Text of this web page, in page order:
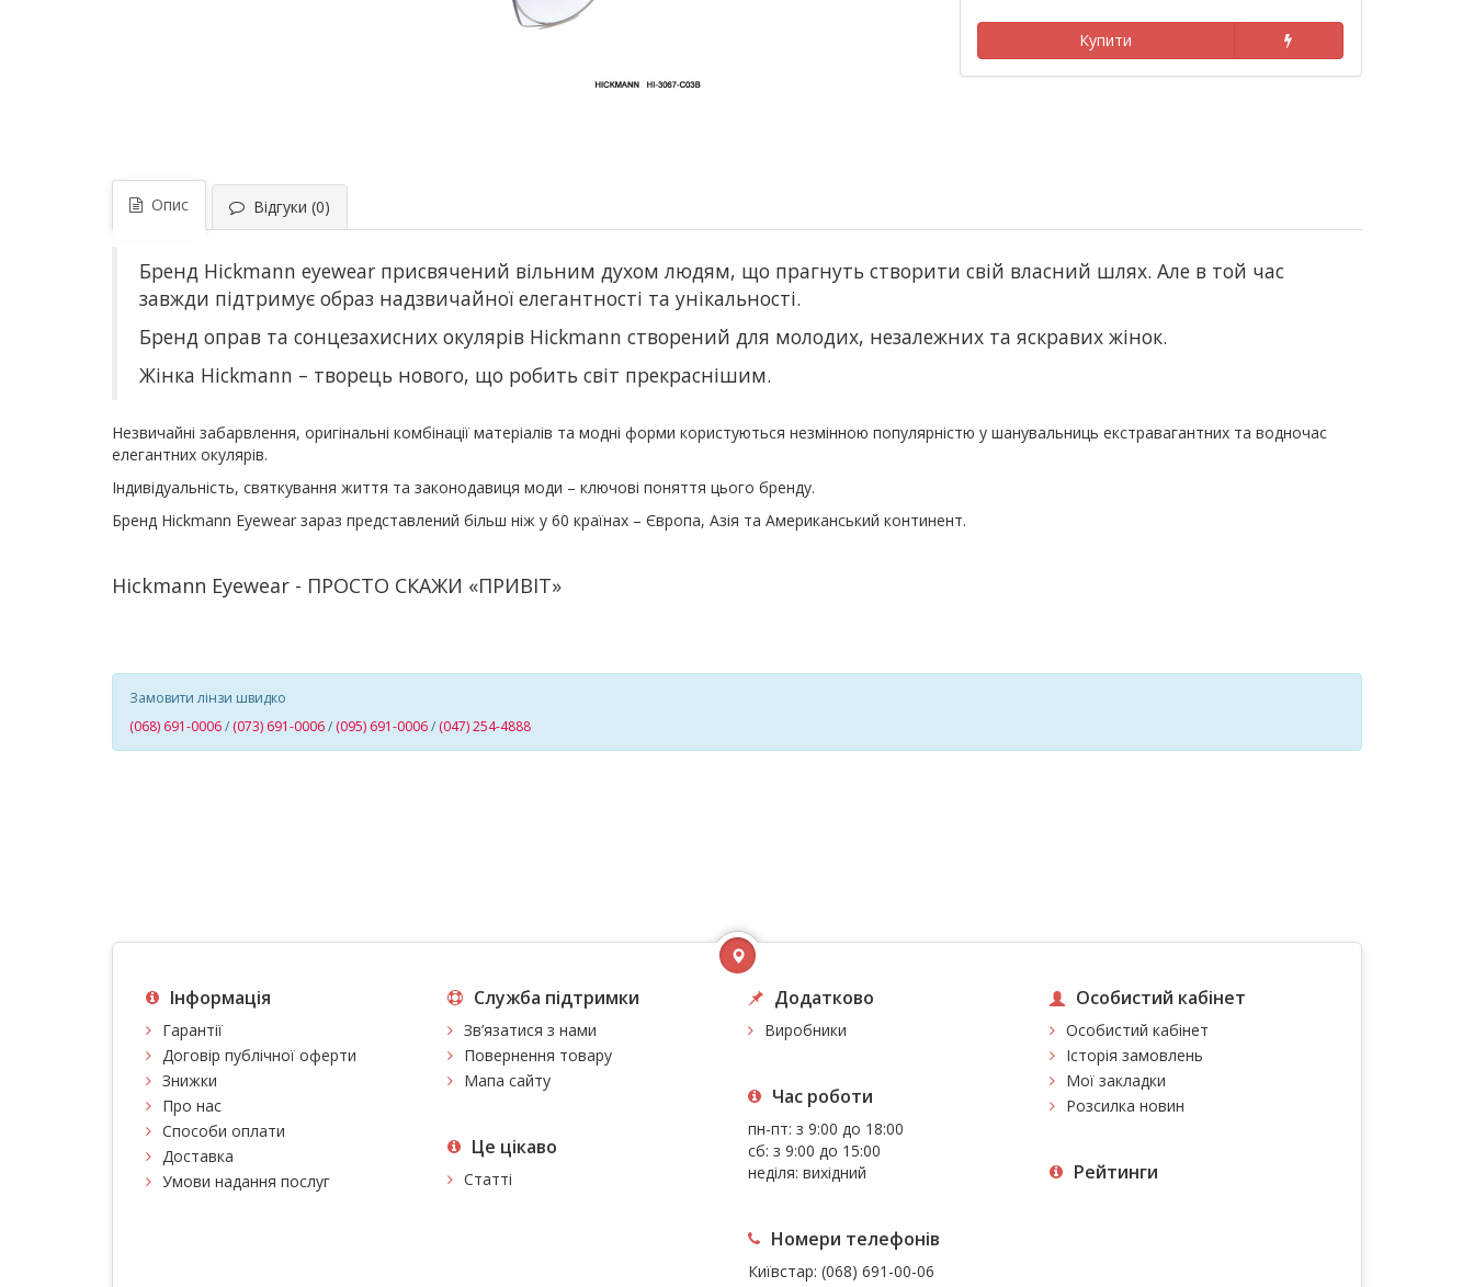
Купити
Опис Відгуки (0)
Бренд Hickmann eyewear присвячений вільним духом людям, що прагнуть створити свій власний шлях. Але в той час
завжди підтримує образ надзвичайної елегантності та унікальності.
Бренд оправ та сонцезахисних окулярів Hickmann створений для молодих, незалежних та яскравих жінок.
Жінка Hickmann – творець нового, що робить світ прекраснішим.
Незвичайні забарвлення, оригінальні комбінації матеріалів та модні форми користуються незмінною популярністю у шанувальниць екстравагантних та водночас
елегантних окулярів.
Індивідуальність, святкування життя та законодавиця моди – ключові поняття цього бренду.
Бренд Hickmann Eyewear зараз представлений більш ніж у 60 країнах – Європа, Азія та Американський континент.
Hickmann Eyewear - ПРОСТО СКАЖИ «ПРИВІТ»
Замовити лінзи швидко
(068) 691-0006/ (073) 691-0006/ (095) 691-0006/ (047) 254-4888
Інформація
Гарантії
Договір публічної оферти
Знижки
Про нас
Способи оплати
Доставка
Умови надання послуг
Служба підтримки
Зв’язатися з нами
Повернення товару
Мапа сайту
Це цiкаво
Статті
Додатково
Виробники
Час роботи
пн-пт: з 9:00 до 18:00
сб: з 9:00 до 15:00
неділя: вихідний
Номери телефонів
Київстар: (068) 691-00-06
Особистий кабінет
Особистий кабінет
Історія замовлень
Мої закладки
Розсилка новин
Рейтинги